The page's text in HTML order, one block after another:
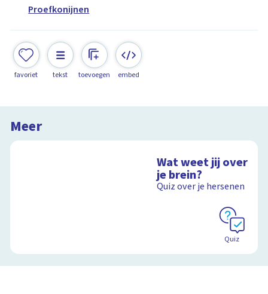
Proefkonijnen
favoriet tekst toevoegen embed
Meer
Wat weet jij over
je brein?
Quiz over je hersenen
Quiz